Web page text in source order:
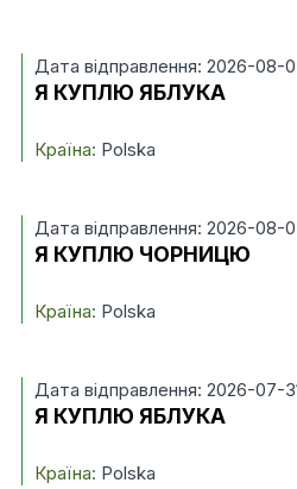
Дата відправлення: 2026-08-
Я КУПЛЮ ЯБЛУКА
Країна: Polska
Дата відправлення: 2026-08-
Я КУПЛЮ ЧОРНИЦЮ
Країна: Polska
Дата відправлення: 2026-07-
Я КУПЛЮ ЯБЛУКА
Країна: Polska